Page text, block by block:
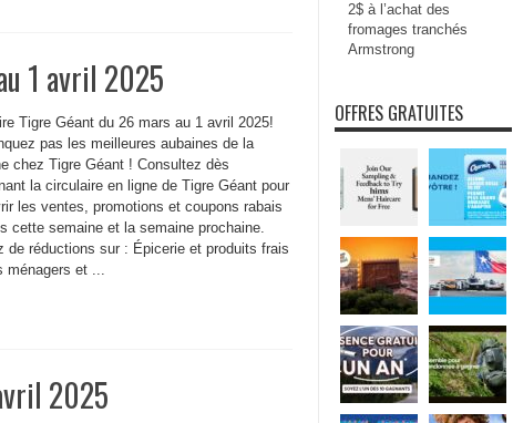
1 avril 2025
Tigre Géant du 26 mars au 1 avril 2025!
pas les meilleures aubaines de la
chez Tigre Géant ! Consultez dès
la circulaire en ligne de Tigre Géant pour
les ventes, promotions et coupons rabais
cette semaine et la semaine prochaine.
de réductions sur : Épicerie et produits frais
ménagers et ...
2025
2$ à l’achat des
fromages tranchés
Armstrong
OFFRES GRATUITES